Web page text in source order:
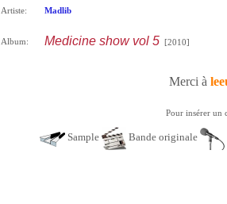
Artiste: Madlib
Album: Medicine show vol 5[2010]
Merci à
Pour insérer un
Sample Bande originale